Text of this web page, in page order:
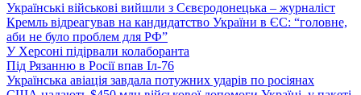
Українські військові вийшли з Сєвєродонецька – журналіст
Кремль відреагував на кандидатство України в ЄС: “головне,
аби не було проблем для РФ”
У Херсоні підірвали колаборанта
Під Рязанню в Росії впав Іл-76
Українська авіація завдала потужних ударів по росіянах